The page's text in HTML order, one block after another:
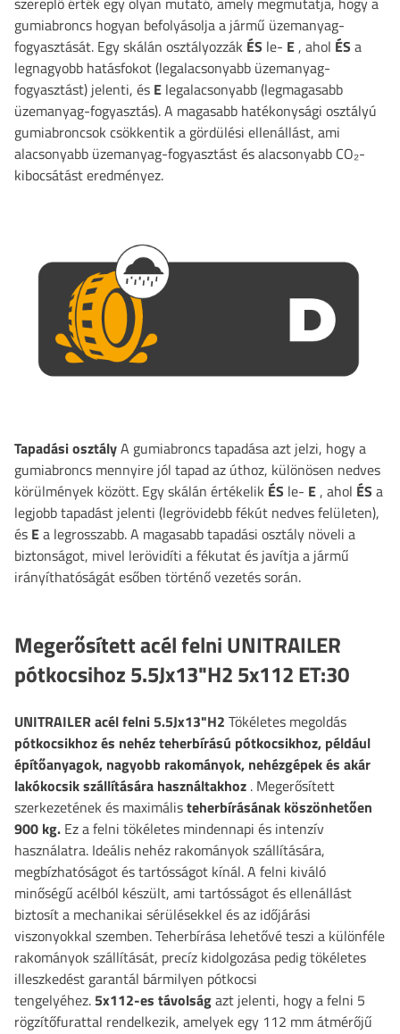
gumiabroncs hogyan befolyásolja a jármű üzemanyag-
fogyasztását. Egy skálán osztályozzák ÉS le- E , ahol ÉS a
legnagyobb hatásfokot (legalacsonyabb üzemanyag-
fogyasztást) jelenti, és E legalacsonyabb (legmagasabb
üzemanyag-fogyasztás). A magasabb hatékonysági osztályú
gumiabroncsok csökkentik a gördülési ellenállást, ami
alacsonyabb üzemanyag-fogyasztást és alacsonyabb CO₂-
kibocsátást eredményez.
Tapadási osztályA gumiabroncs tapadása azt jelzi, hogy a
gumiabroncs mennyire jól tapad az úthoz, különösen nedves
körülmények között. Egy skálán értékelik ÉS le- E, ahol ÉS a
legjobb tapadást jelenti (legrövidebb fékút nedves felületen),
és Ea legrosszabb. A magasabb tapadási osztály növeli a
biztonságot, mivel lerövidíti a fékutat és javítja a jármű
irányíthatóságát esőben történő vezetés során.
Megerősített acél felni UNITRAILER
pótkocsihoz 5.5Jx13"H2 5x112 ET:30
UNITRAILER acél felni 5.5Jx13"H2 Tökéletes megoldás
pótkocsikhoz és nehéz teherbírású pótkocsikhoz, például
építőanyagok, nagyobb rakományok, nehézgépek és akár
lakókocsik szállítására használtakhoz . Megerősített
szerkezetének és maximálisteherbírásának köszönhetően
900 kg. Ez a felni tökéletes mindennapi és intenzív
használatra. Ideális nehéz rakományok szállítására,
megbízhatóságot és tartósságot kínál. A felni kiváló
minőségű acélból készült, ami tartósságot és ellenállást
biztosít a mechanikai sérülésekkel és az időjárási
viszonyokkal szemben. Teherbírása lehetővé teszi a különféle
rakományok szállítását, precíz kidolgozása pedig tökéletes
illeszkedést garantál bármilyen pótkocsi
tengelyéhez. 5x112-es távolságazt jelenti, hogy a felni 5
rögzítőfurattal rendelkezik, amelyek egy 112 mm átmérőjű